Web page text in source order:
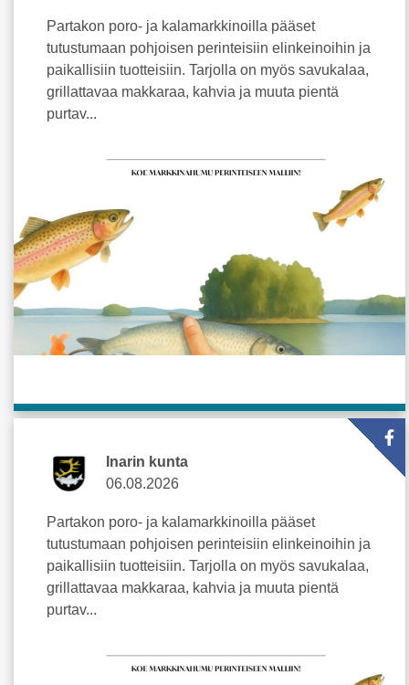
Partakon poro- ja kalamarkkinoilla pääset
tutustumaan pohjoisen perinteisiin elinkeinoihin ja
paikallisiin tuotteisiin. Tarjolla on myös savukalaa,
grillattavaa makkaraa, kahvia ja muuta pientä
purtav...
Inarin kunta
06.08.2026
Partakon poro- ja kalamarkkinoilla pääset
tutustumaan pohjoisen perinteisiin elinkeinoihin ja
paikallisiin tuotteisiin. Tarjolla on myös savukalaa,
grillattavaa makkaraa, kahvia ja muuta pientä
purtav...